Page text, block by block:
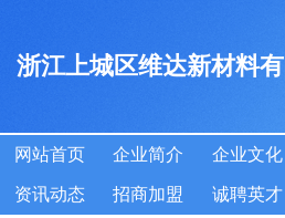
浙江上城区维达新材料
网站首页 企业简介 企业文化
资讯动态 招商加盟 诚聘英才